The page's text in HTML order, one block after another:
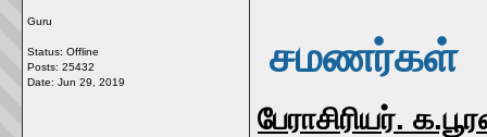
Guru
Status: Offline
Posts: 25432
Date: Jun 29, 2019
சமணர்கள்
பேராசிரியர்.